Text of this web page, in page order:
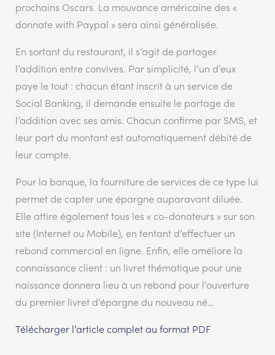
prochains Oscars. La mouvance américaine des «
donnate with Paypal » sera ainsi généralisée.
En sortant du restaurant, il s’agit de partager
l’addition entre convives. Par simplicité, l’un d’eux
paye le tout : chacun étant inscrit à un service de
Social Banking, il demande ensuite le partage de
l’addition avec ses amis. Chacun confirme par SMS, et
leur part du montant est automatiquement débité de
leur compte.
Pour la banque, la fourniture de services de ce type lui
permet de capter une épargne auparavant diluée.
Elle attire également tous les « co-donateurs » sur son
site (Internet ou Mobile), en tentant d’effectuer un
rebond commercial en ligne. Enfin, elle améliore la
connaissance client : un livret thématique pour une
naissance donnera lieu à un rebond pour l’ouverture
du premier livret d’épargne du nouveau né…
Télécharger l’article complet au format PDF